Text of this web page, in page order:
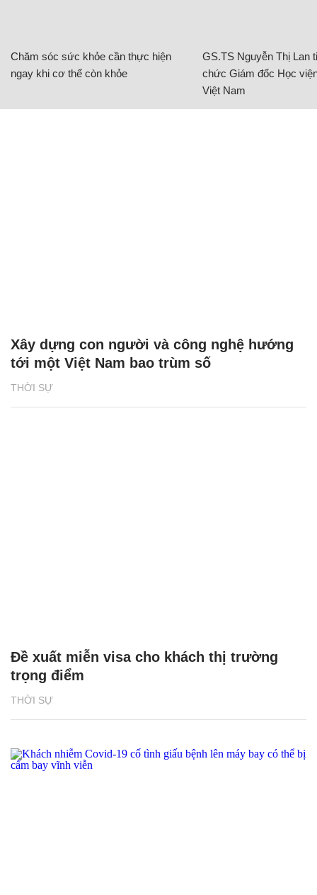
Chăm sóc sức khỏe cần thực hiện
ngay khi cơ thể còn khỏe
GS.TS Nguyễn Thị Lan
chức Giám đốc Học
Việt Nam
THỜI SỰ
Xây dựng con người và công nghệ hướng
tới một Việt Nam bao trùm số
THỜI SỰ
Đề xuất miễn visa cho khách thị trường
trọng điểm